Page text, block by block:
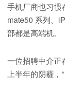
手机厂商也习惯
mate50 系列、
部都是高端机。
一位招聘中介正
上半年的阴霾，